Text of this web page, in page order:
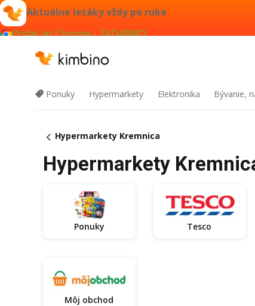
Aktuálne letáky vždy po ruke
Pridať do Chrome - ZADARMO
Ponuky Hypermarkety Elektronika Bývanie,
Hypermarkety Kremnica
Hypermarkety
Ponuky Tesco
Môj obchod